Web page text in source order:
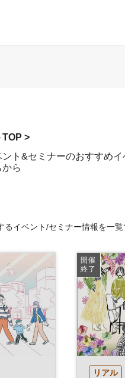
TOP >
ント&セミナーのおすすめイ
ら
るイベント/セミナー情報を一
開催
終了
リアル